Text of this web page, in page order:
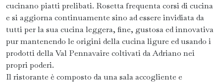
cucinano piatti prelibati. Rosetta frequenta corsi di cucina
e si aggiorna continuamente sino ad essere invidiata da
tutti per la sua cucina leggera, fine, gustosa ed innovativa
pur mantenendo le origini della cucina ligure ed usando i
prodotti della Val Pennavaire coltivati da Adriano nei
propri poderi.
Il ristorante è composto da una sala accogliente e